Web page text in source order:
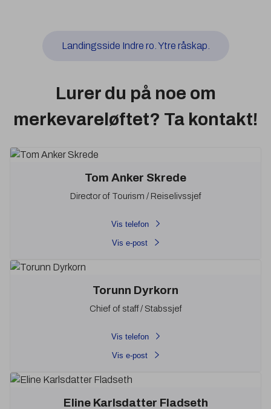
Landingsside Indre ro. Ytre råskap.
Lurer du på noe om
merkevareløftet? Ta kontakt!
Tom Anker Skrede
Director of Tourism / Reiselivssjef
Vis telefon
Vis e-post
Torunn Dyrkorn
Chief of staff / Stabssjef
Vis telefon
Vis e-post
Eline Karlsdatter Fladseth